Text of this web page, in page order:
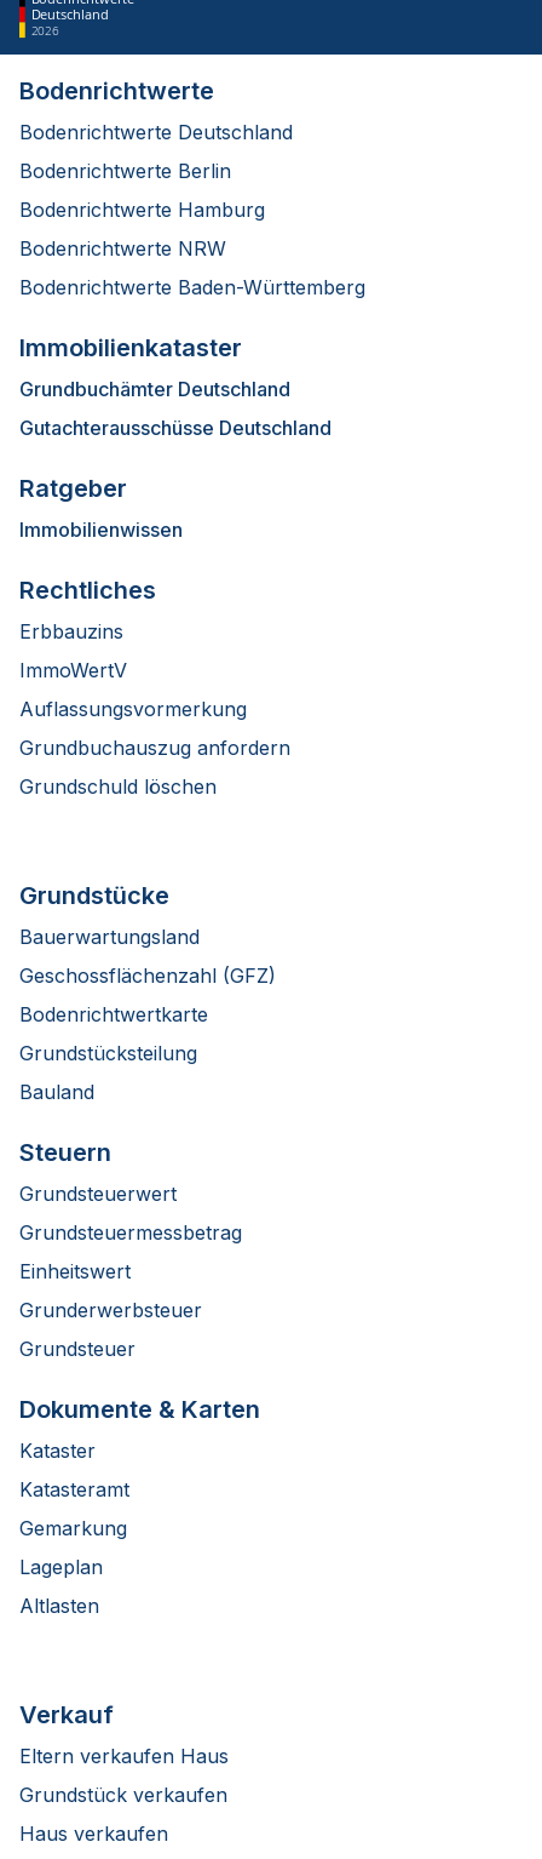
Deutschland
2026
Bodenrichtwerte
Bodenrichtwerte Deutschland
Bodenrichtwerte Berlin
Bodenrichtwerte Hamburg
Bodenrichtwerte NRW
Bodenrichtwerte Baden-Württemberg
Immobilienkataster
Grundbuchämter Deutschland
Gutachterausschüsse Deutschland
Ratgeber
Immobilienwissen
Rechtliches
Erbbauzins
ImmoWertV
Auflassungsvormerkung
Grundbuchauszug anfordern
Grundschuld löschen
Grundstücke
Bauerwartungsland
Geschossflächenzahl (GFZ)
Bodenrichtwertkarte
Grundstücksteilung
Bauland
Steuern
Grundsteuerwert
Grundsteuermessbetrag
Einheitswert
Grunderwerbsteuer
Grundsteuer
Dokumente & Karten
Kataster
Katasteramt
Gemarkung
Lageplan
Altlasten
Verkauf
Eltern verkaufen Haus
Grundstück verkaufen
Haus verkaufen